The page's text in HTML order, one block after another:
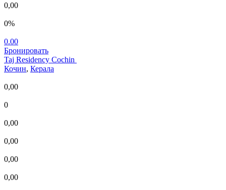
0,00
0%
0.00
Бронировать
Taj Residency Cochin
Кочин, Керала
0,00
0
0,00
0,00
0,00
0,00